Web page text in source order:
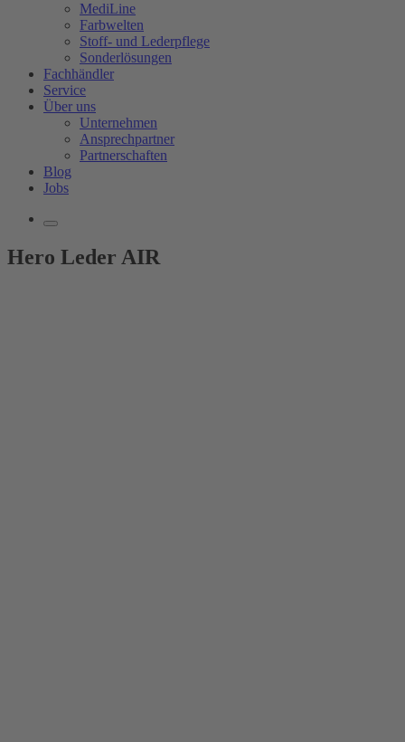
MediLine
Farbwelten
Stoff- und Lederpflege
Sonderlösungen
Fachhändler
Service
Über uns
Unternehmen
Ansprechpartner
Partnerschaften
Blog
Jobs
Hero Leder AIR